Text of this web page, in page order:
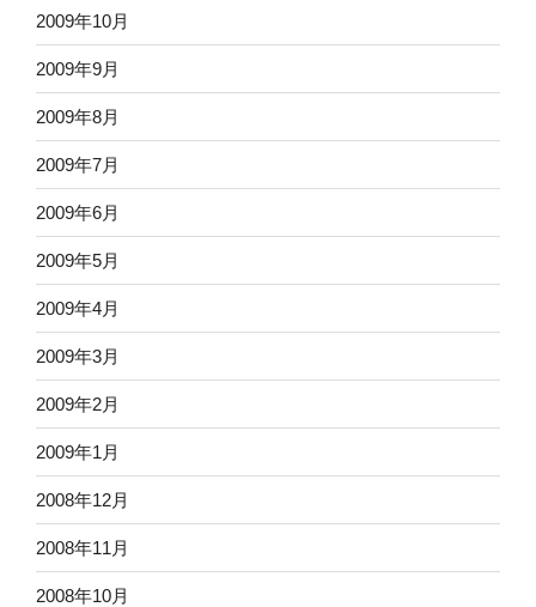
2009年10月
2009年9月
2009年8月
2009年7月
2009年6月
2009年5月
2009年4月
2009年3月
2009年2月
2009年1月
2008年12月
2008年11月
2008年10月